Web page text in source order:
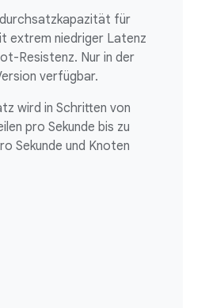
für
extrem niedriger Latenz
Resistenz. Nur in der
verfügbar.
wird in Schritten von
pro Sekunde bis zu
Sekunde und Knoten